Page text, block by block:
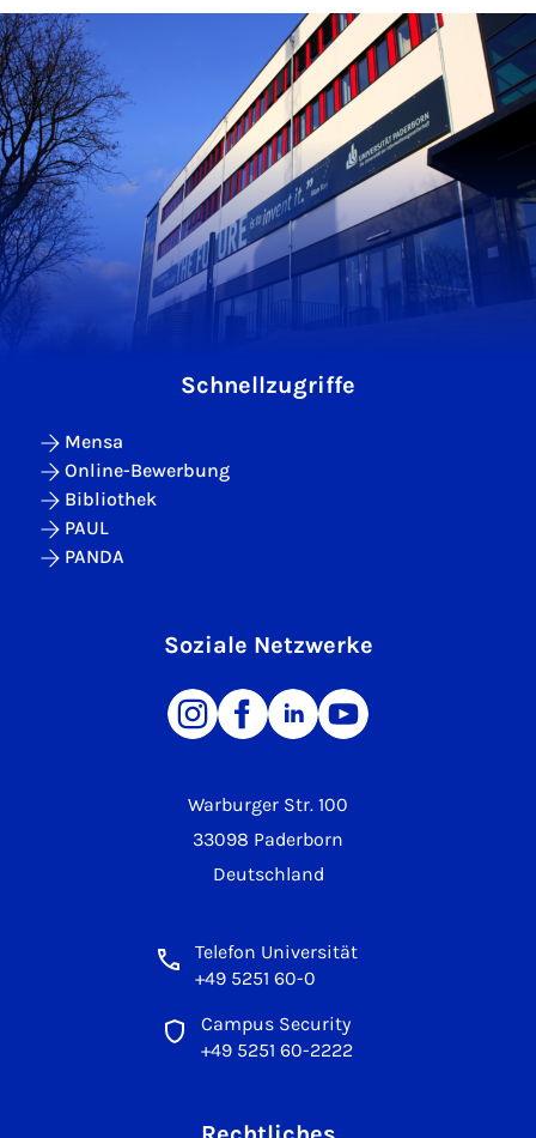
Warburger Str. 100
33098 Paderborn
Deutschland
Telefon Universität
+49 5251 60-0
Campus Security
+49 5251 60-2222
Schnellzugriffe
Mensa
Online-Bewerbung
Bibliothek
PAUL
PANDA
Soziale Netzwerke